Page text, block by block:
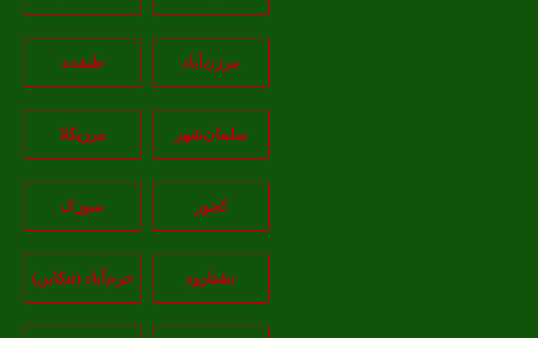
مرزن‌آباد طبقده
سلمان‌شهر مرزیکلا
کجور سورک
نشتارود خرم‌آباد (تنکابن)